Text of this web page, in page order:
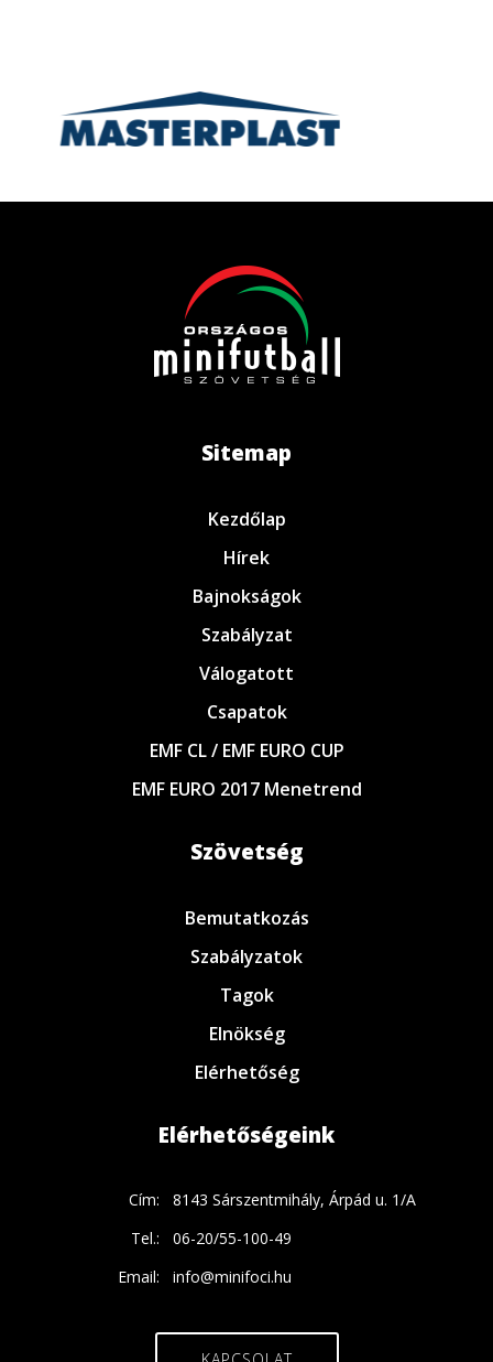
Sitemap
Kezdőlap
Hírek
Bajnokságok
Szabályzat
Válogatott
Csapatok
EMF CL / EMF EURO CUP
EMF EURO 2017 Menetrend
Szövetség
Bemutatkozás
Szabályzatok
Tagok
Elnökség
Elérhetőség
Elérhetőségeink
Cím:
8143 Sárszentmihály, Árpád u. 1/A
Tel.:
06-20/55-100-49
Email:
info@minifoci.hu